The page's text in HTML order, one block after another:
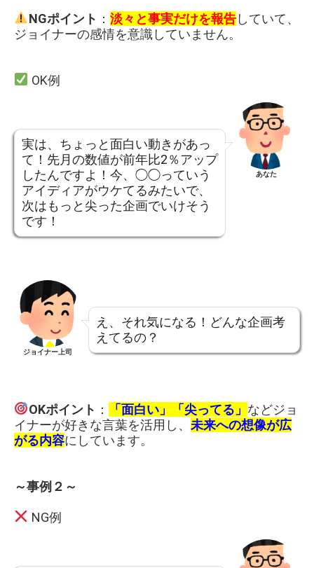
NGポイント ： 淡々と事実だけを報告していて、
ジョイナーの感情を意識していません。
OK例
実は、ちょっと面白い動きがあっ
て！先月の数値が前年比2％アップ
したんですよ！今、◯◯っていう
アイディアがウケてるみたいで、
次はもっと尖った企画でいけそう
です！
あなた
ジョイナー上司
え、それ気になる！どんな企画考
えてるの？
OKポイント ： 「面白い」「尖ってる」 などジョ
イナーが好きな言葉を活用し、 未来への想像が広
がる内容にしています。
～事例２～
NG例